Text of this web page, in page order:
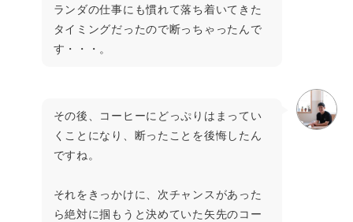
ランダの仕事にも慣れて落ち着いてきた
タイミングだったので断っちゃったんで
す・・・。
その後、コーヒーにどっぷりはまってい
くことになり、断ったことを後悔したん
ですね。
それをきっかけに、次チャンスがあった
ら絶対に掴もうと決めていた矢先のコー